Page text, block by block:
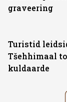
graveering
Turistid
Tšehhimaal
kuldaarde